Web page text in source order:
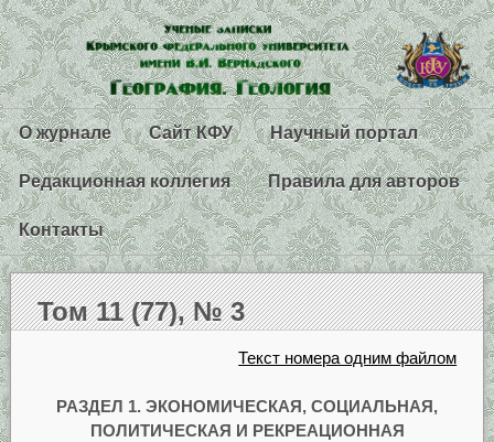
О журнале Сайт КФУ Научный портал
Редакционная коллегия Правила для авторов
Контакты
Том 11 (77), № 3
Текст номера одним файлом
РАЗДЕЛ 1. ЭКОНОМИЧЕСКАЯ, СОЦИАЛЬНАЯ,
ПОЛИТИЧЕСКАЯ И РЕКРЕАЦИОННАЯ